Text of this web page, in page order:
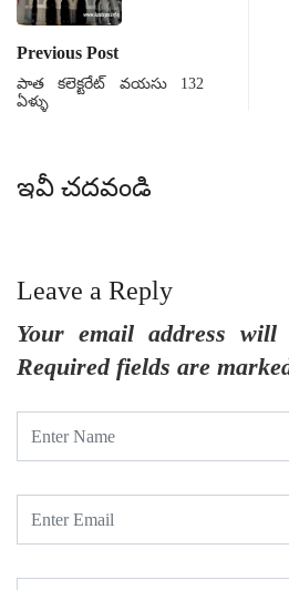
Previous Post
పాత కలెక్టరేట్ వయసు 132
ఏళ్ళు
ఇవీ చదవండి
Leave a Reply
Your email address will
Required fields are